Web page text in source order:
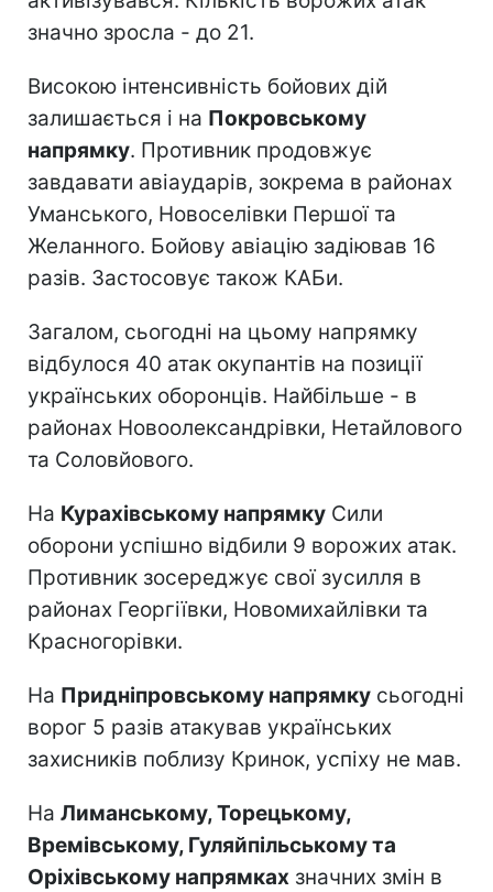
значно зросла - до 21.
Високою інтенсивність бойових дій
залишається і на Покровському
напрямку. Противник продовжує
завдавати авіаударів, зокрема в районах
Уманського, Новоселівки Першої та
Желанного. Бойову авіацію задіював 16
разів. Застосовує також КАБи.
Загалом, сьогодні на цьому напрямку
відбулося 40 атак окупантів на позиції
українських оборонців. Найбільше - в
районах Новоолександрівки, Нетайлового
та Соловйового.
На Курахівському напрямку Сили
оборони успішно відбили 9 ворожих атак.
Противник зосереджує свої зусилля в
районах Георгіївки, Новомихайлівки та
Красногорівки.
На Придніпровському напрямку сьогодні
ворог 5 разів атакував українських
захисників поблизу Кринок, успіху не мав.
На Лиманському, Торецькому,
Времівському, Гуляйпільському та
Оріхівському напрямках значних змін в